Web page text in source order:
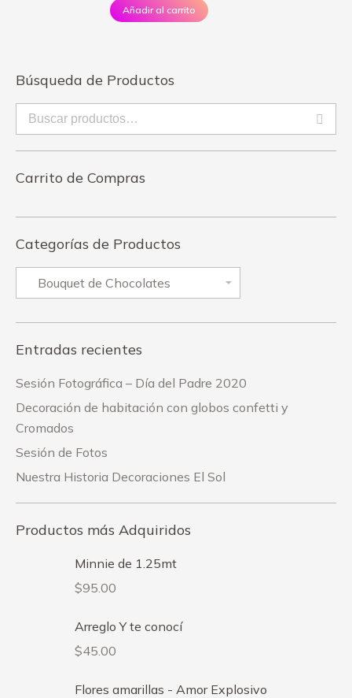
Añadir al carrito
Búsqueda de Productos
Carrito de Compras
Categorías de Productos
Entradas recientes
Sesión Fotográfica – Día del Padre 2020
Decoración de habitación con globos confetti y
Cromados
Sesión de Fotos
Nuestra Historia Decoraciones El Sol
Productos más Adquiridos
Minnie de 1.25mt
$95.00
Arreglo Y te conocí
$45.00
Flores amarillas - Amor Explosivo